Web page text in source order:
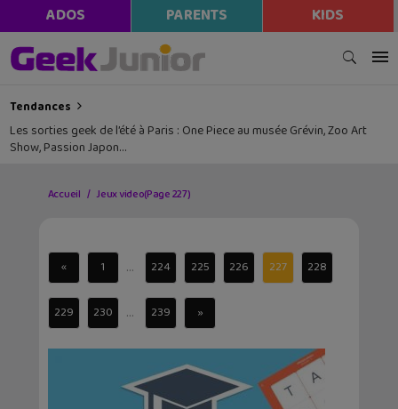
ADOS PARENTS KIDS
Tendances
Les sorties geek de l’été à Paris : One Piece au musée Grévin, Zoo Art
Show, Passion Japon…
Accueil Jeux video(Page 227)
« 1 ... 224 225 226 227 228
229 230 ... 239 »